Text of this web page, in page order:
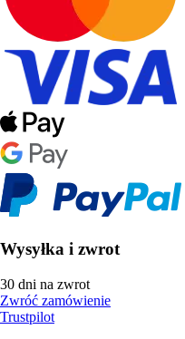
Wysyłka i zwrot
30 dni na zwrot
Zwróć zamówienie
Trustpilot